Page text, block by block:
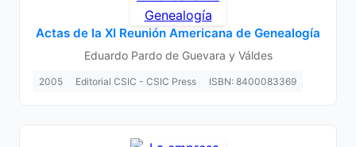
Actas de la XI Reunión Americana de Genealogía
Eduardo Pardo de Guevara y Váldes
2005 Editorial CSIC - CSIC Press ISBN: 8400083369